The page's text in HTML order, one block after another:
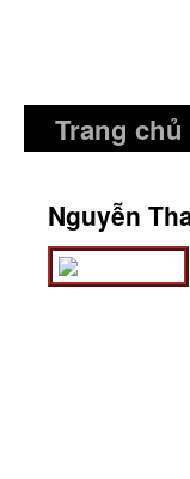
Trang chủ
Nguyễn